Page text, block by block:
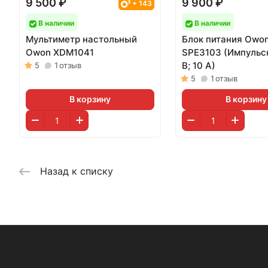
9 500 ₽ + 143
В наличии
Мультиметр настольный
Owon XDM1041
5 1отзыв
В корзину
9 900 ₽
В наличии
Блок питания
SPE3103
В; 10 А)
5 1отзыв
В корзину
Назад к списку